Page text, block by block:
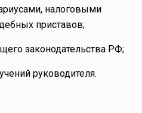
налоговыми
приставов;
законодательства РФ;
руководителя.